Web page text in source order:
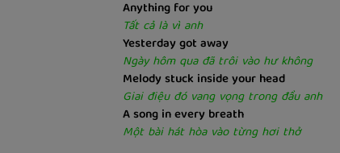
Anything for you
Tất cả là vì anh
Yesterday got away
Ngày hôm qua đã trôi vào hư không
Melody stuck inside your head
Giai điệu đó vang vọng trong đầu anh
A song in every breath
Một bài hát hòa vào từng hơi thở